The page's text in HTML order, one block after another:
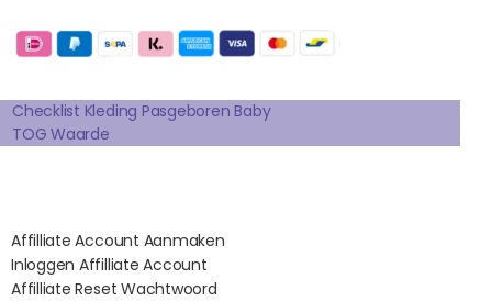
B
O
K
A
A
M
E
R
S
T
E
D
N
O
K
Checklist Kleding Pasgeboren Baby
TOG Waarde
Affilliate Account Aanmaken
Inloggen Affilliate Account
Affilliate Reset Wachtwoord